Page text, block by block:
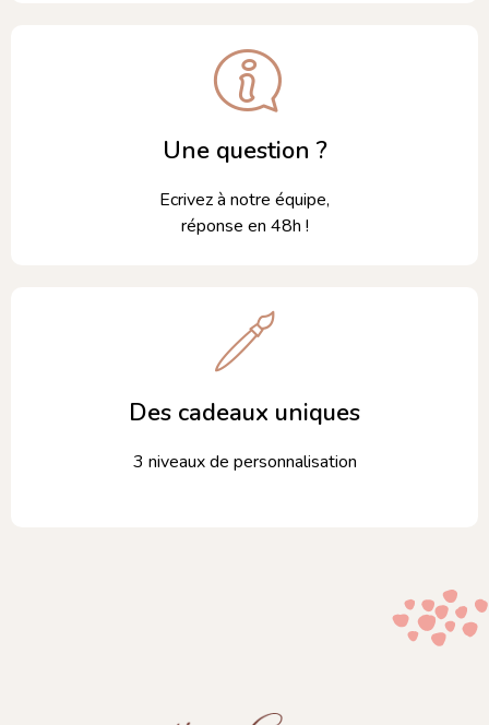
Une question ?
Ecrivez à notre équipe,
réponse en 48h !
Des cadeaux uniques
3 niveaux de personnalisation